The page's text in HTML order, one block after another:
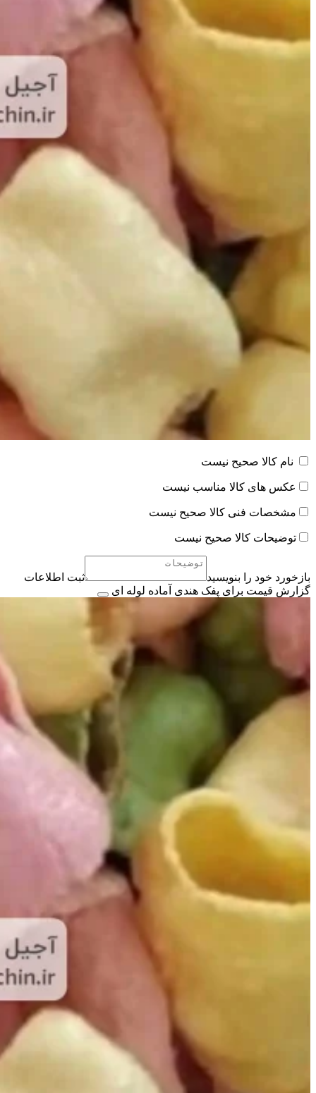
نام کالا صحیح نیست
عکس های کالا مناسب نیست
مشخصات فنی کالا صحیح نیست
توضیحات کالا صحیح نیست
بازخورد خود را بنویسید
ثبت اطلاعات
گزارش قیمت برای پفک هندی آماده لوله ای